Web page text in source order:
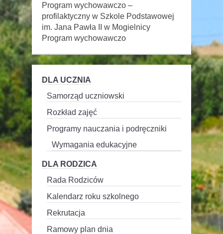
Program wychowawczo –
profilaktyczny w Szkole Podstawowej
im. Jana Pawła II w Mogielnicy
Program wychowawczo
DLA UCZNIA
Samorząd uczniowski
Rozkład zajęć
Programy nauczania i podręczniki
Wymagania edukacyjne
DLA RODZICA
Rada Rodziców
Kalendarz roku szkolnego
Rekrutacja
Ramowy plan dnia